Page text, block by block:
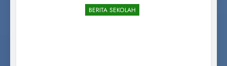
BERITA SEKOLAH